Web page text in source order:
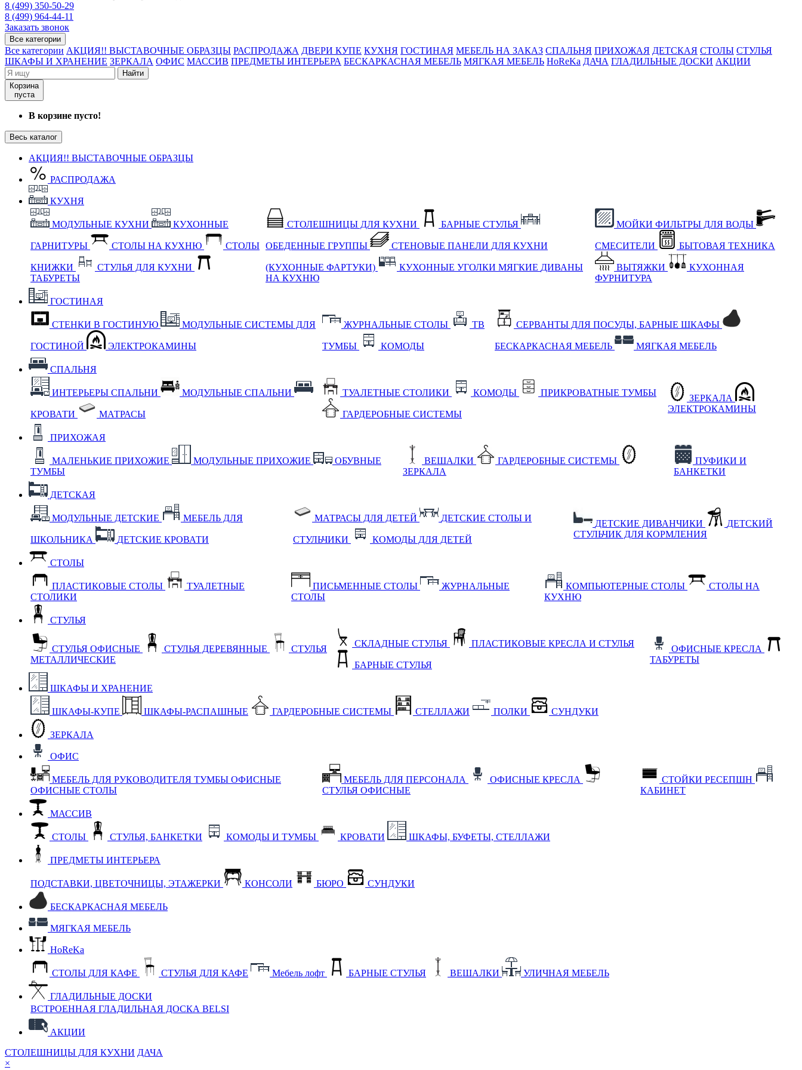
8 (499) 350-50-29
8 (499) 964-44-11
Заказать звонок
Все категории
Все категории АКЦИЯ!! ВЫСТАВОЧНЫЕ ОБРАЗЦЫ РАСПРОДАЖА ДВЕРИ КУПЕ КУХНЯ ГОСТИНАЯ МЕБЕЛЬ НА ЗАКАЗ СПАЛЬНЯ ПРИХОЖАЯ ДЕТСКАЯ СТОЛЫ СТУЛЬЯ
ШКАФЫ И ХРАНЕНИЕ ЗЕРКАЛА ОФИС МАССИВ ПРЕДМЕТЫ ИНТЕРЬЕРА БЕСКАРКАСНАЯ МЕБЕЛЬ МЯГКАЯ МЕБЕЛЬ HoReKa ДАЧА ГЛАДИЛЬНЫЕ ДОСКИ АКЦИИ
Найти
Корзина
пуста
В корзине пусто!
Весь каталог
АКЦИЯ!! ВЫСТАВОЧНЫЕ ОБРАЗЦЫ
РАСПРОДАЖА
КУХНЯ
МОДУЛЬНЫЕ КУХНИ КУХОННЫЕ
ГАРНИТУРЫ СТОЛЫ НА КУХНЮ СТОЛЫ
КНИЖКИ
СТУЛЬЯ ДЛЯ КУХНИ
ТАБУРЕТЫ
СТОЛЕШНИЦЫ ДЛЯ КУХНИ БАРНЫЕ СТУЛЬЯ
ОБЕДЕННЫЕ ГРУППЫ СТЕНОВЫЕ ПАНЕЛИ ДЛЯ КУХНИ
(КУХОННЫЕ ФАРТУКИ) КУХОННЫЕ УГОЛКИ МЯГКИЕ ДИВАНЫ
НА КУХНЮ
МОЙКИ ФИЛЬТРЫ ДЛЯ ВОДЫ
СМЕСИТЕЛИ БЫТОВАЯ ТЕХНИКА
ВЫТЯЖКИ
КУХОННАЯ
ФУРНИТУРА
ГОСТИНАЯ
СТЕНКИ В ГОСТИНУЮ МОДУЛЬНЫЕ СИСТЕМЫ ДЛЯ
ГОСТИНОЙ ЭЛЕКТРОКАМИНЫ
ЖУРНАЛЬНЫЕ СТОЛЫ ТВ
ТУМБЫ КОМОДЫ
СЕРВАНТЫ ДЛЯ ПОСУДЫ, БАРНЫЕ ШКАФЫ
БЕСКАРКАСНАЯ МЕБЕЛЬ МЯГКАЯ МЕБЕЛЬ
СПАЛЬНЯ
ИНТЕРЬЕРЫ СПАЛЬНИ МОДУЛЬНЫЕ СПАЛЬНИ
КРОВАТИ МАТРАСЫ
ТУАЛЕТНЫЕ СТОЛИКИ КОМОДЫ ПРИКРОВАТНЫЕ ТУМБЫ
ГАРДЕРОБНЫЕ СИСТЕМЫ
ЗЕРКАЛА
ЭЛЕКТРОКАМИНЫ
ПРИХОЖАЯ
МАЛЕНЬКИЕ ПРИХОЖИЕ МОДУЛЬНЫЕ ПРИХОЖИЕ
ОБУВНЫЕ
ТУМБЫ
ВЕШАЛКИ
ГАРДЕРОБНЫЕ СИСТЕМЫ
ЗЕРКАЛА
ПУФИКИ И
БАНКЕТКИ
ДЕТСКАЯ
МОДУЛЬНЫЕ ДЕТСКИЕ МЕБЕЛЬ ДЛЯ
ШКОЛЬНИКА ДЕТСКИЕ КРОВАТИ
МАТРАСЫ ДЛЯ ДЕТЕЙ ДЕТСКИЕ СТОЛЫ И
СТУЛЬЧИКИ КОМОДЫ ДЛЯ ДЕТЕЙ
ДЕТСКИЕ ДИВАНЧИКИ
ДЕТСКИЙ
СТУЛЬЧИК ДЛЯ КОРМЛЕНИЯ
СТОЛЫ
ПЛАСТИКОВЫЕ СТОЛЫ
ТУАЛЕТНЫЕ
СТОЛИКИ
ПИСЬМЕННЫЕ СТОЛЫ
ЖУРНАЛЬНЫЕ
СТОЛЫ
КОМПЬЮТЕРНЫЕ СТОЛЫ
СТОЛЫ НА
КУХНЮ
СТУЛЬЯ
СТУЛЬЯ ОФИСНЫЕ СТУЛЬЯ ДЕРЕВЯННЫЕ
СТУЛЬЯ
МЕТАЛЛИЧЕСКИЕ
СКЛАДНЫЕ СТУЛЬЯ ПЛАСТИКОВЫЕ КРЕСЛА И СТУЛЬЯ
БАРНЫЕ СТУЛЬЯ
ОФИСНЫЕ КРЕСЛА
ТАБУРЕТЫ
ШКАФЫ И ХРАНЕНИЕ
ШКАФЫ-КУПЕ ШКАФЫ-РАСПАШНЫЕ ГАРДЕРОБНЫЕ СИСТЕМЫ СТЕЛЛАЖИ ПОЛКИ СУНДУКИ
ЗЕРКАЛА
ОФИС
МЕБЕЛЬ ДЛЯ РУКОВОДИТЕЛЯ ТУМБЫ ОФИСНЫЕ
ОФИСНЫЕ СТОЛЫ
МЕБЕЛЬ ДЛЯ ПЕРСОНАЛА
ОФИСНЫЕ КРЕСЛА
СТУЛЬЯ ОФИСНЫЕ
СТОЙКИ РЕСЕПШН
КАБИНЕТ
МАССИВ
СТОЛЫ СТУЛЬЯ, БАНКЕТКИ КОМОДЫ И ТУМБЫ КРОВАТИ ШКАФЫ, БУФЕТЫ, СТЕЛЛАЖИ
ПРЕДМЕТЫ ИНТЕРЬЕРА
ПОДСТАВКИ, ЦВЕТОЧНИЦЫ, ЭТАЖЕРКИ КОНСОЛИ БЮРО СУНДУКИ
БЕСКАРКАСНАЯ МЕБЕЛЬ
МЯГКАЯ МЕБЕЛЬ
HoReKa
СТОЛЫ ДЛЯ КАФЕ СТУЛЬЯ ДЛЯ КАФЕ Мебель лофт БАРНЫЕ СТУЛЬЯ ВЕШАЛКИ УЛИЧНАЯ МЕБЕЛЬ
ГЛАДИЛЬНЫЕ ДОСКИ
ВСТРОЕННАЯ ГЛАДИЛЬНАЯ ДОСКА BELSI
АКЦИИ
СТОЛЕШНИЦЫ ДЛЯ КУХНИ ДАЧА
×